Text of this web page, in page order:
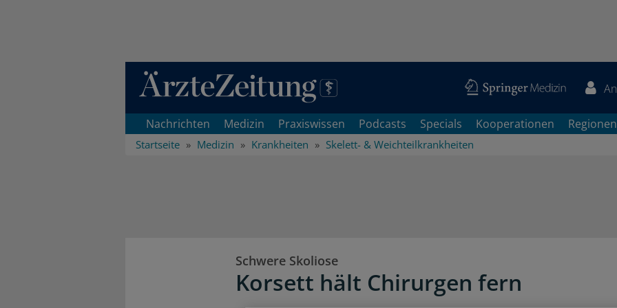
Direkt zum Inhaltsbereich
Nachrichten Medizin Praxiswissen Podcasts Specials Kooperationen Regionen
Startseite Medizin Krankheiten Skelett- & Weichteilkrankheiten
Schwere Skoliose
Korsett hält Chirurgen fern